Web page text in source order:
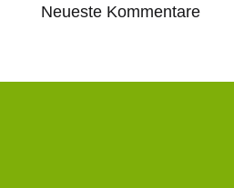
Neueste Kommentare